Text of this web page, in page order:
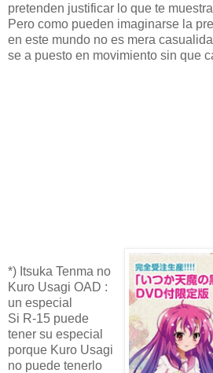
pretenden justificar lo que te
Pero como pueden imaginarse la
en este mundo no es mera
se a puesto en movimiento sin que
*) Itsuka Tenma no
Kuro Usagi OAD :
un especial
Si R-15 puede
tener su especial
porque Kuro Usagi
no puede tenerlo